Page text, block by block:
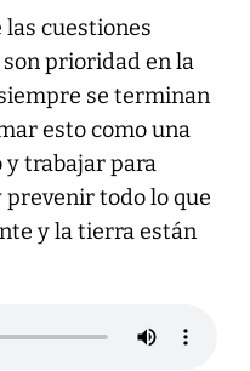
cuestiones
prioridad en la
se terminan
esto como una
trabajar para
todo lo que
y la tierra están